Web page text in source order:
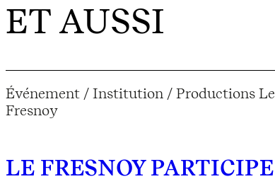
ET AUSSI
Événement / Institution / Productions Le
Fresnoy
LE FRESNOY PARTICIPE